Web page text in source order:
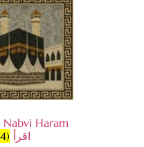
Haram
Kaabaاقرأ (4)